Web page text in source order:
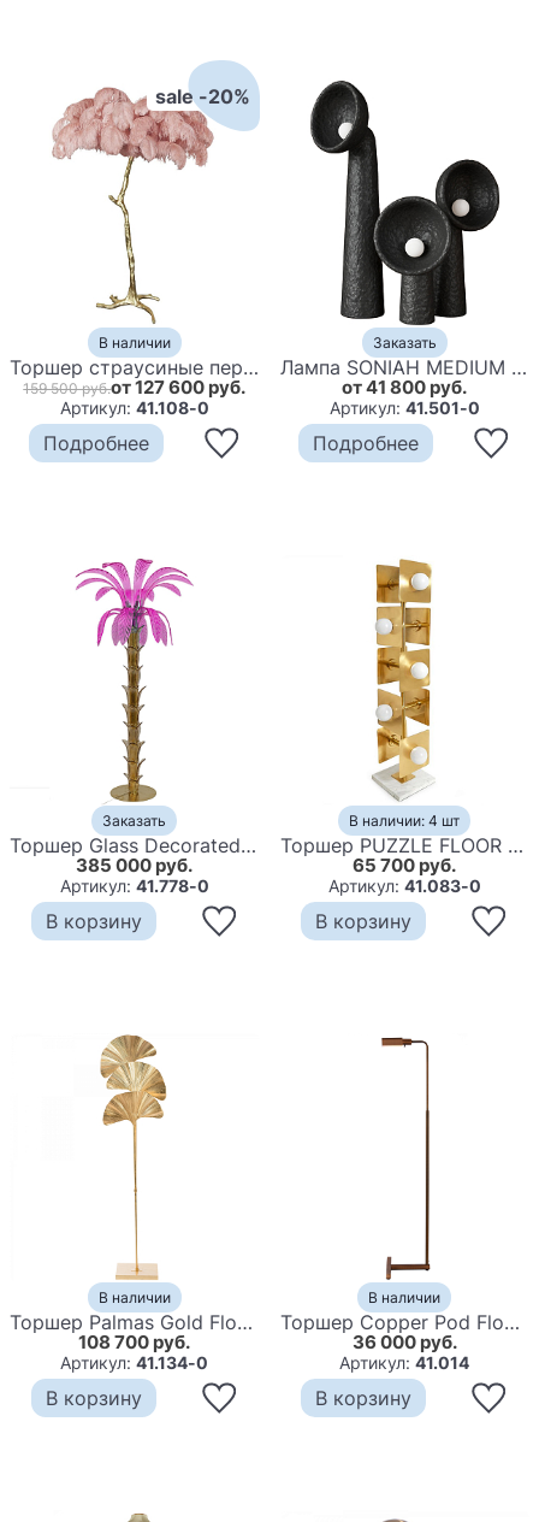
sale -20%
В наличии
Торшер страусиные перья Feather Lamp A MODERN GRAND TOUR
159 500 руб.от 127 600 руб.
Артикул: 41.108-0
Подробнее
Заказать
Лампа SONIAH MEDIUM FLOOR LAMP by FAINA Black
от 41 800 руб.
Артикул: 41.501-0
Подробнее
Заказать
Торшер Glass Decorated Palm Floor Lamp Pink Листья Пальмы
385 000 руб.
Артикул: 41.778-0
В корзину
В наличии: 4 шт
Торшер PUZZLE FLOOR LAMP
65 700 руб.
Артикул: 41.083-0
В корзину
В наличии
Торшер Palmas Gold Floor Lamp
108 700 руб.
Артикул:41.134-0
В корзину
В наличии
Торшер Copper Pod Floor Lamp
36 000 руб.
Артикул:41.014
В корзину